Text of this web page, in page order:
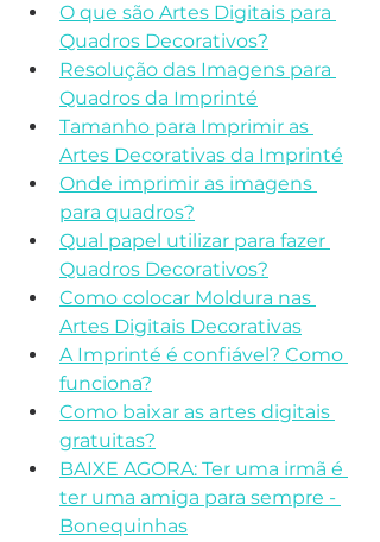
O que são Artes Digitais para
Quadros Decorativos?
Resolução das Imagens para
Quadros da Imprinté
Tamanho para Imprimir as
Artes Decorativas da Imprinté
Onde imprimir as imagens
para quadros?
Qual papel utilizar para fazer
Quadros Decorativos?
Como colocar Moldura nas
Artes Digitais Decorativas
A Imprinté é confiável? Como
funciona?
Como baixar as artes digitais
gratuitas?
BAIXE AGORA: Ter uma irmã é
ter uma amiga para sempre -
Bonequinhas